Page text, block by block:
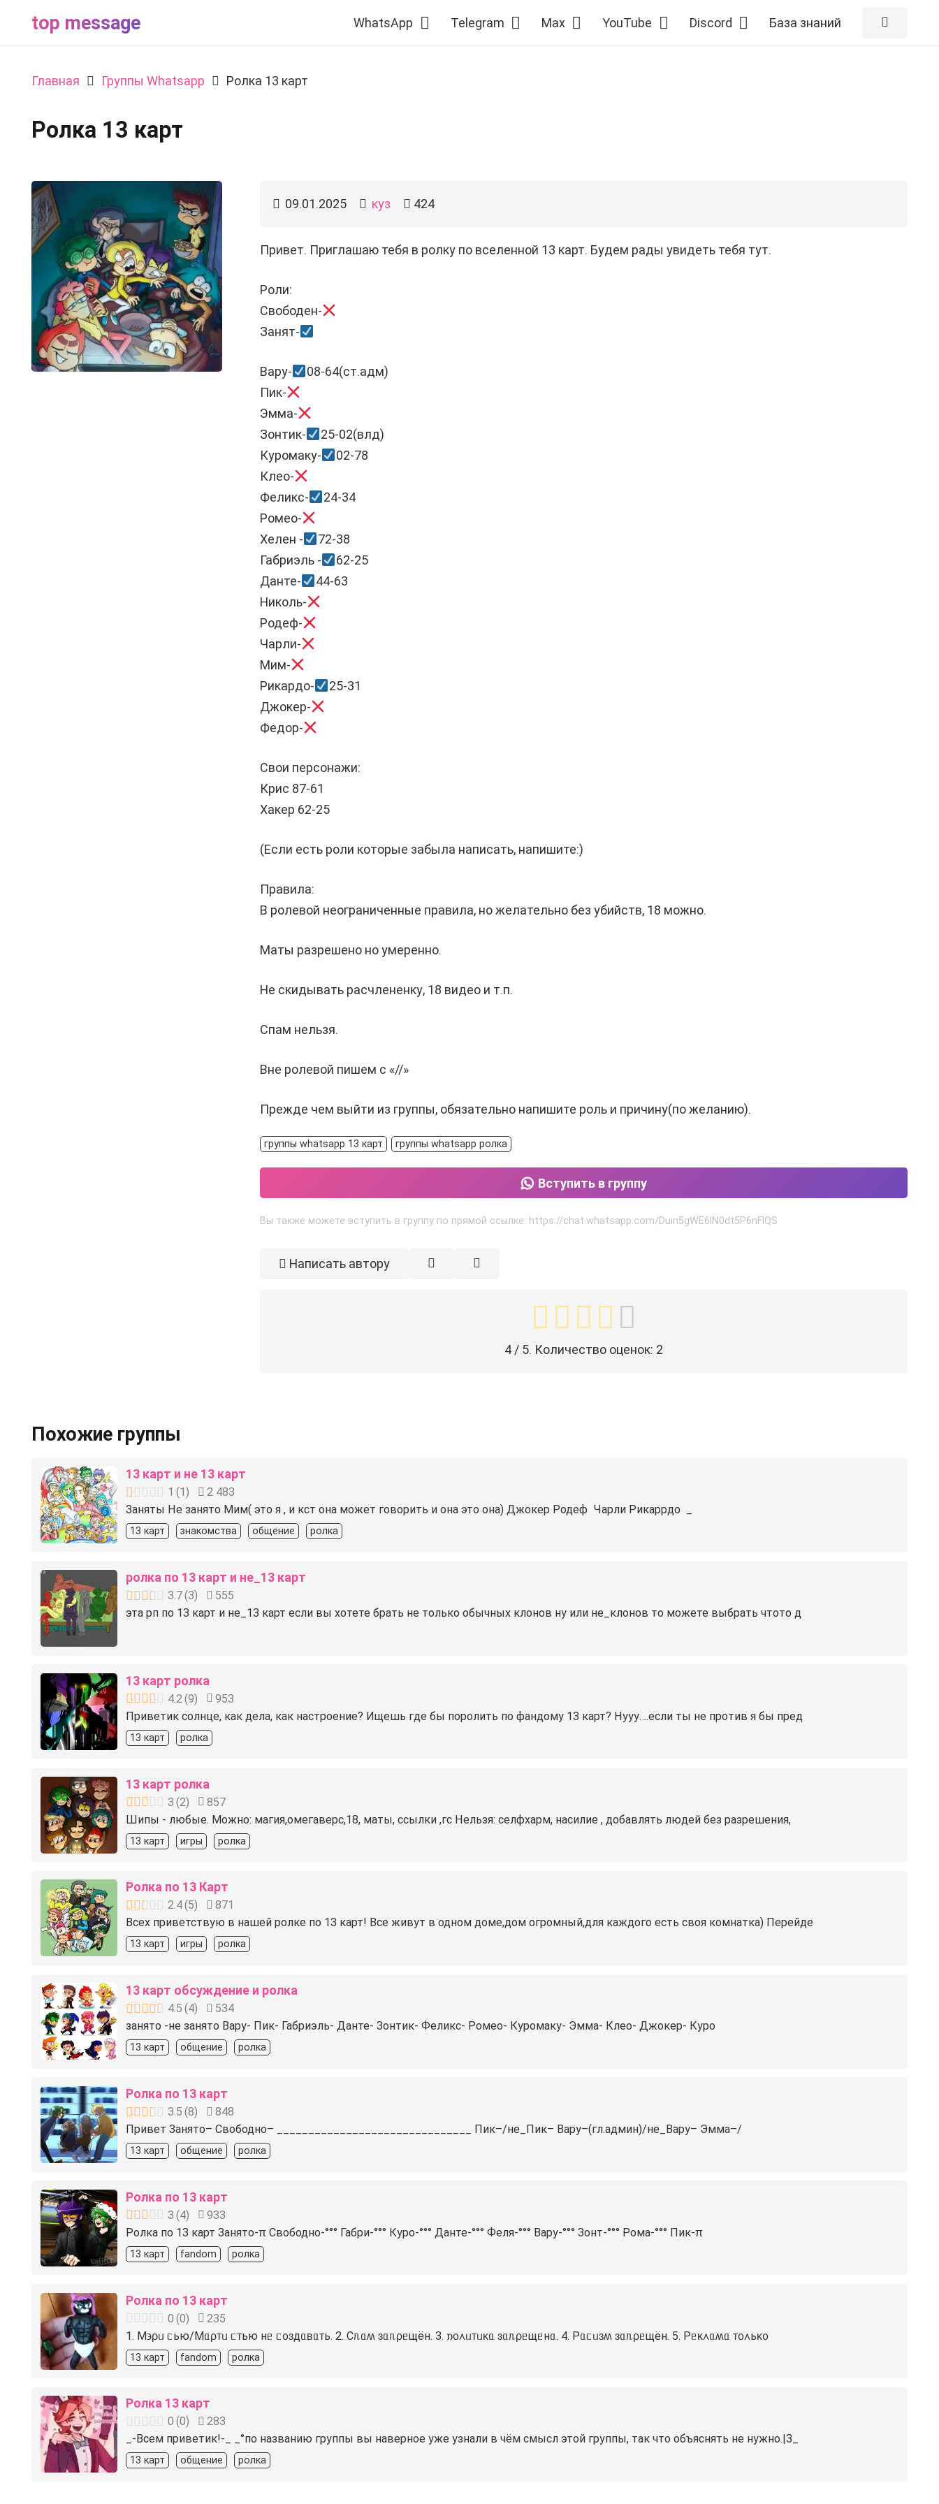
top message WhatsApp Telegram Max YouTube Discord База знаний
Главная Группы Whatsapp Ролка 13 карт
Ролка 13 карт
09.01.2025 куз 424
Привет. Приглашаю тебя в ролку по вселенной 13 карт. Будем рады увидеть тебя тут.
Роли:
Свободен-
Занят-
Вару-
08-64(ст.адм)
Пик-
Эмма-
Зонтик-
25-02(влд)
Куромаку-
02-78
Клео-
Феликс-
24-34
Ромео-
Хелен -
72-38
Габриэль -
62-25
Данте-
44-63
Николь-
Родеф-
Чарли-
Мим-
Рикардо-
25-31
Джокер-
Федор-
Свои персонажи:
Крис 87-61
Хакер 62-25
(Если есть роли которые забыла написать, напишите:)
Правила:
В ролевой неограниченные правила, но желательно без убийств, 18 можно.
Маты разрешено но умеренно.
Не скидывать расчлененку, 18 видео и т.п.
Спам нельзя.
Вне ролевой пишем с «//»
Прежде чем выйти из группы, обязательно напишите роль и причину(по желанию).
группы whatsapp 13 карт группы whatsapp ролка
Вступить в группу
Вы также можете вступить в группу по прямой ссылке: https://chat.whatsapp.com/Duin5gWE6lN0dt5P6nFlQS
Написать автору
4 / 5. Количество оценок: 2
Похожие группы
13 карт и не 13 карт
1 (1 )
2 483
Заняты Не занято️ Мим( это я , и кст она может говорить и она это она) Джокер️ Родеф ️ Чарли️ Рикаррдо ️ _
13 карт знакомства общение ролка
ролка по 13 карт и не_13 карт
3.7(3)
555
эта рп по 13 карт и не_13 карт если вы хотете брать не только обычных клонов ну или не_клонов то можете выбрать чтото д
13 карт ролка
4.2(9)
953
Приветик солнце, как дела, как настроение? Ищешь где бы поролить по фандому 13 карт? Нууу….если ты не против я бы пред
13 карт ролка
13 карт ролка
3 (2)
857
Шипы - любые. Можно: магия,омегаверс,18, маты, ссылки ,гс Нельзя: селфхарм, насилие , добавлять людей без разрешения,
13 карт игры ролка
Ролка по 13 Карт
2.4(5)
871
Всех приветствую в нашей ролке по 13 карт! Все живут в одном доме,дом огромный,для каждого есть своя комнатка) Перейде
13 карт игры ролка
13 карт обсуждение и ролка
4.5 (4)
534
занято -не занято Вару- Пик- Габриэль- Данте- Зонтик- Феликс- Ромео- Куромаку- Эмма- Клео- Джокер- Куро
13 карт общение ролка
Ролка по 13 карт
3.5 (8)
848
Привет Занято– Свободно– _______________________________ Пик–/не_Пик– Вару–(гл.админ)/не_Вару– Эмма–/
13 карт общение ролка
Ролка по 13 карт
3 (4)
933
Ролка по 13 карт Занято-π Свободно-°°° Габри-°°° Куро-°°° Данте-°°° Феля-°°° Вару-°°° Зонт-°°° Рома-°°° Пик-π
13 карт fandom ролка
Ролка по 13 карт
0 (0)
235
1. М϶ρᥙ ᥴью/Мᥲρᴛᥙ ᥴᴛью нᥱ ᥴ᧐ɜдᥲʙᥲᴛь. 2. Сᥰᥲʍ ɜᥲᥰρᥱщён. 3. 𐌿᧐᧘ᥙᴛᥙκᥲ ɜᥲᥰρᥱщᥱнᥲ. 4. Рᥲᥴᥙɜʍ ɜᥲᥰρᥱщён. 5. Рᥱκ᧘ᥲʍᥲ ᴛ᧐᧘ьκ᧐
13 карт fandom ролка
Ролка 13 карт
0 (0)
283
_-Всем приветик!-_ _°по названию группы вы наверное уже узнали в чём смысл этой группы, так что объяснять не нужно.|3_
13 карт общение ролка